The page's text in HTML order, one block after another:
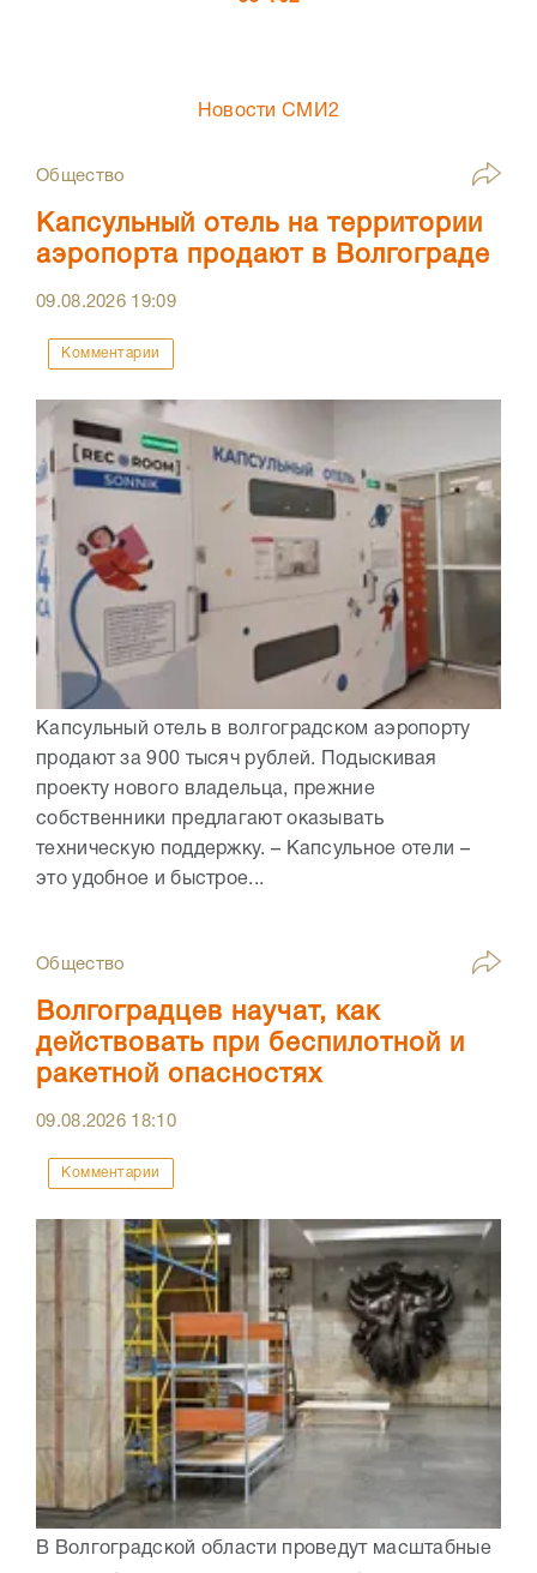
Новости СМИ2
Общество
Капсульный отель на территории
аэропорта продают в Волгограде
09.08.2026 19:09
Комментарии
Капсульный отель в волгоградском аэропорту
продают за 900 тысяч рублей. Подыскивая
проекту нового владельца, прежние
собственники предлагают оказывать
техническую поддержку. – Капсульное отели –
это удобное и быстрое...
Общество
Волгоградцев научат, как
действовать при беспилотной и
ракетной опасностях
09.08.2026 18:10
Комментарии
В Волгоградской области проведут масштабные